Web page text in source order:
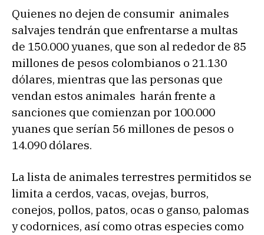
Quienes no dejen de consumir animales
salvajes tendrán que enfrentarse a multas
de 150.000 yuanes, que son al rededor de 85
millones de pesos colombianos o 21.130
dólares, mientras que las personas que
vendan estos animales harán frente a
sanciones que comienzan por 100.000
yuanes que serían 56 millones de pesos o
14.090 dólares.
La lista de animales terrestres permitidos se
limita a cerdos, vacas, ovejas, burros,
conejos, pollos, patos, ocas o ganso, palomas
y codornices, así como otras especies como